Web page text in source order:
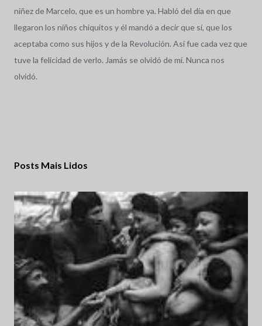
niñez de Marcelo, que es un hombre ya. Habló del día en que
llegaron los niños chiquitos y él mandó a decir que sí, que los
aceptaba como sus hijos y de la Revolución. Así fue cada vez que
tuve la felicidad de verlo. Jamás se olvidó de mí. Nunca nos
olvidó.
Posts Mais Lidos